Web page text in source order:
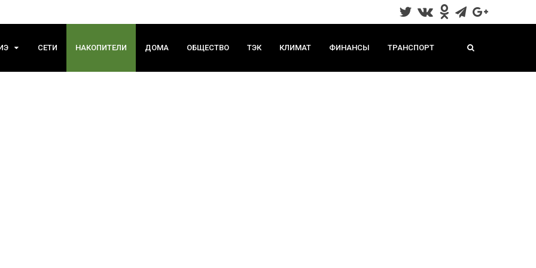
СЕТИ НАКОПИТЕЛИ ДОМА ОБЩЕСТВО ТЭК КЛИМАТ ФИНАНСЫ ТРАНСПОРТ